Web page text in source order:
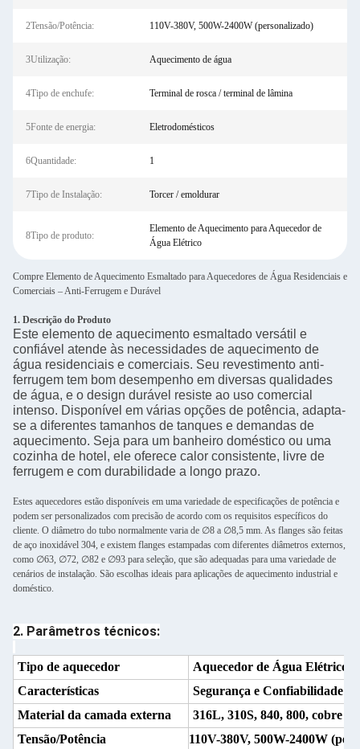
2Tensão/Potência: 110V-380V, 500W-2400W (personalizado)
3Utilização: Aquecimento de água
4Tipo de enchufe: Terminal de rosca / terminal de lâmina
5Fonte de energia: Eletrodomésticos
6Quantidade: 1
7Tipo de Instalação: Torcer / emoldurar
8Tipo de produto:
Elemento de Aquecimento para Aquecedor de
Água Elétrico
Compre Elemento de Aquecimento Esmaltado para Aquecedores de Água Residenciais e
Comerciais – Anti-Ferrugem e Durável
1. Descrição do Produto
Este elemento de aquecimento esmaltado versátil e
confiável atende às necessidades de aquecimento de
água residenciais e comerciais. Seu revestimento anti-
ferrugem tem bom desempenho em diversas qualidades
de água, e o design durável resiste ao uso comercial
intenso. Disponível em várias opções de potência, adapta-
se a diferentes tamanhos de tanques e demandas de
aquecimento. Seja para um banheiro doméstico ou uma
cozinha de hotel, ele oferece calor consistente, livre de
ferrugem e com durabilidade a longo prazo.
Estes aquecedores estão disponíveis em uma variedade de especificações de potência e
podem ser personalizados com precisão de acordo com os requisitos específicos do
cliente. O diâmetro do tubo normalmente varia de ∅8 a ∅8,5 mm. As flanges são feitas
de aço inoxidável 304, e existem flanges estampadas com diferentes diâmetros externos,
como ∅63, ∅72, ∅82 e ∅93 para seleção, que são adequadas para uma variedade de
cenários de instalação. São escolhas ideais para aplicações de aquecimento industrial e
doméstico.
2. Parâmetros técnicos:
Tipo de aquecedor
Aquecedor de Água Elétrico
Características
Segurança e Confiabilidade
Material da camada externa
316L, 310S, 840, 800, cobre
Tensão/Potência
110V-380V, 500W-2400W (